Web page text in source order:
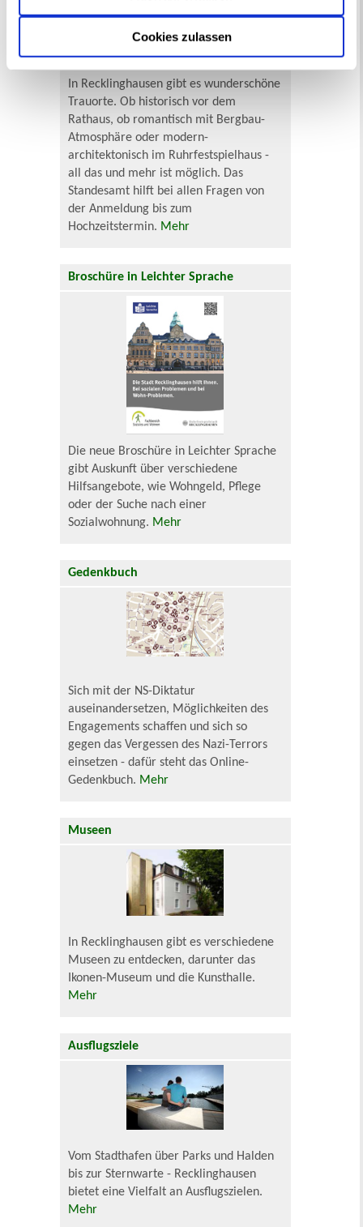
Cookies zulassen
In Recklinghausen gibt es wunderschöne
Trauorte. Ob historisch vor dem
Rathaus, ob romantisch mit Bergbau-
Atmosphäre oder modern-
architektonisch im Ruhrfestspielhaus -
all das und mehr ist möglich. Das
Standesamt hilft bei allen Fragen von
der Anmeldung bis zum
Hochzeitstermin. Mehr
Broschüre in Leichter Sprache
Die neue Broschüre in Leichter Sprache
gibt Auskunft über verschiedene
Hilfsangebote, wie Wohngeld, Pflege
oder der Suche nach einer
Sozialwohnung. Mehr
Gedenkbuch
Sich mit der NS-Diktatur
auseinandersetzen, Möglichkeiten des
Engagements schaffen und sich so
gegen das Vergessen des Nazi-Terrors
einsetzen - dafür steht das Online-
Gedenkbuch. Mehr
Museen
In Recklinghausen gibt es verschiedene
Museen zu entdecken, darunter das
Ikonen-Museum und die Kunsthalle.
Mehr
Ausflugsziele
Vom Stadthafen über Parks und Halden
bis zur Sternwarte - Recklinghausen
bietet eine Vielfalt an Ausflugszielen.
Mehr